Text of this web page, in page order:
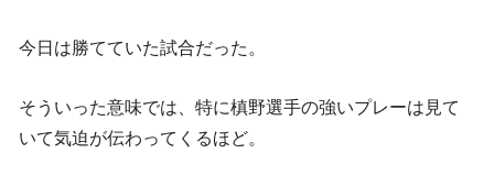
今日は勝てていた試合だった。
そういった意味では、特に槙野選手の強いプレーは見て
いて気迫が伝わってくるほど。